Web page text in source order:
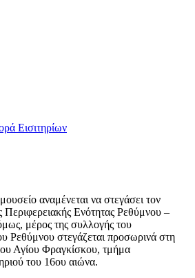
Εισιτηρίων
αναμένεται να στεγάσει τον
Περιφερειακής Ενότητας Ρεθύμνου –
μέρος της συλλογής του
Ρεθύμνου στεγάζεται προσωρινά στη
Αγίου Φραγκίσκου, τμήμα
του 16ου αιώνα.